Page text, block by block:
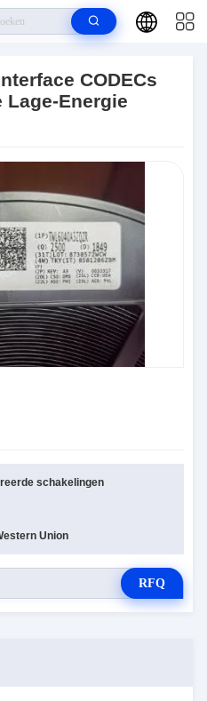
8Ch Hoogwaardige Lage-Energie
CODECs
Lage-Energie
schakelingen
Union
RFQ